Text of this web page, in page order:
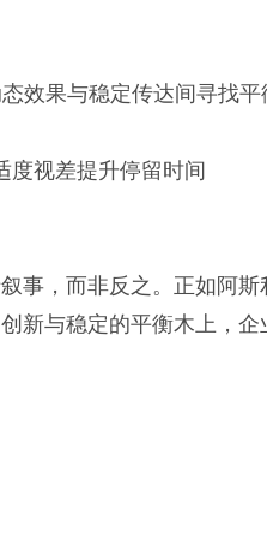
效果与稳定传达间寻找平
度视差提升停留时间
事，而非反之。正如阿斯
新与稳定的平衡木上，企